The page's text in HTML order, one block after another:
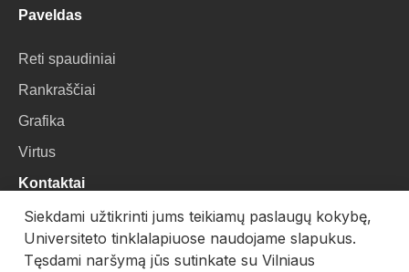
Paveldas
Reti spaudiniai
Rankraščiai
Grafika
Virtus
Kontaktai
VU Biblioteka
Universiteto g. 3, LT-01122, Vilnius
Siekdami užtikrinti jums teikiamų paslaugų kokybę,
Universiteto tinklalapiuose naudojame slapukus.
Tęsdami naršymą jūs sutinkate su Vilniaus